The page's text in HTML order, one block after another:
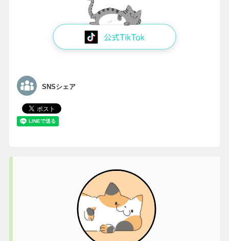
SNSシェア